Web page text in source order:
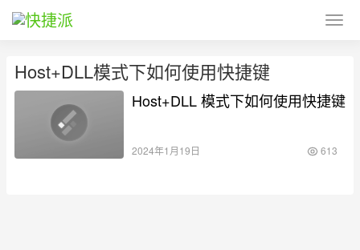
Host+DLL模式下如何使用快捷键
Host+DLL 模式下如何使用快捷键
2024年1月19日 613